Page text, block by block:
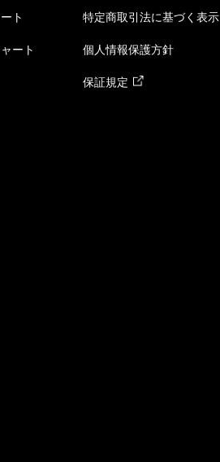
ト
ート
特定商取引法に基づく表示
個人情報保護方針
保証規定